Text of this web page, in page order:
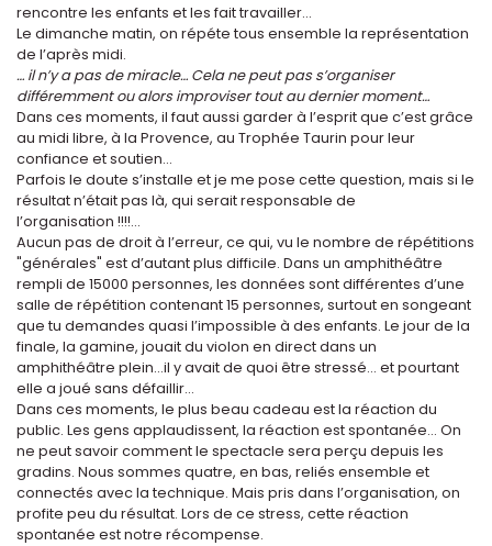
rencontre les enfants et les fait travailler...
Le dimanche matin, on répéte tous ensemble la représentation
de l’après midi.
… il n’y a pas de miracle… Cela ne peut pas s’organiser
différemment ou alors improviser tout au dernier moment…
Dans ces moments, il faut aussi garder à l’esprit que c’est grâce
au midi libre, à la Provence, au Trophée Taurin pour leur
confiance et soutien...
Parfois le doute s’installe et je me pose cette question, mais si le
résultat n’était pas là, qui serait responsable de
l’organisation !!!!…
Aucun pas de droit à l’erreur, ce qui, vu le nombre de répétitions
"générales" est d’autant plus difficile. Dans un amphithéâtre
rempli de 15000 personnes, les données sont différentes d’une
salle de répétition contenant 15 personnes, surtout en songeant
que tu demandes quasi l’impossible à des enfants. Le jour de la
finale, la gamine, jouait du violon en direct dans un
amphithéâtre plein...il y avait de quoi être stressé... et pourtant
elle a joué sans défaillir…
Dans ces moments, le plus beau cadeau est la réaction du
public. Les gens applaudissent, la réaction est spontanée... On
ne peut savoir comment le spectacle sera perçu depuis les
gradins. Nous sommes quatre, en bas, reliés ensemble et
connectés avec la technique. Mais pris dans l’organisation, on
profite peu du résultat. Lors de ce stress, cette réaction
spontanée est notre récompense.